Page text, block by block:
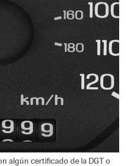
algún certificado de la DGT o